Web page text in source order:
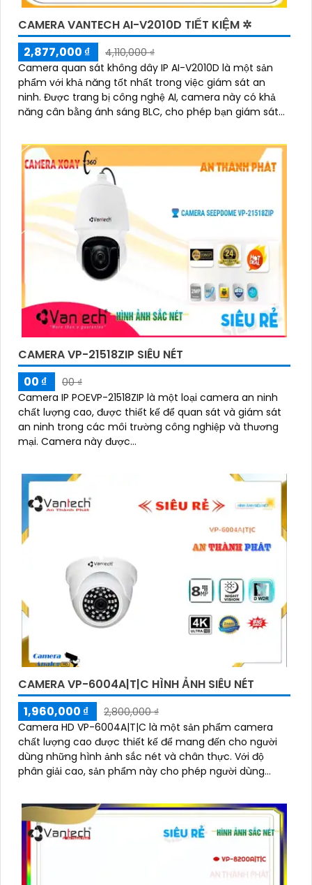
CAMERA VANTECH AI-V2010D TIẾT KIỆM ✲
2,877,000 ₫
4,110,000 ₫
Camera quan sát không dây IP AI-V2010D là một sản
phẩm với khả năng tốt nhất trong việc giám sát an
ninh. Được trang bị công nghệ AI, camera này có khả
năng cân bằng ánh sáng BLC, cho phép bạn giám sát
CAMERA VP-21518ZIP SIÊU NÉT
00 ₫
00 ₫
Camera IP POEVP-21518ZIP là một loại camera an ninh
chất lượng cao, được thiết kế để quan sát và giám sát
an ninh trong các môi trường công nghiệp và thương
mại. Camera này được...
CAMERA VP-6004A|T|C HÌNH ẢNH SIÊU NÉT
1,960,000 ₫
2,800,000 ₫
Camera HD VP-6004A|T|C là một sản phẩm camera
chất lượng cao được thiết kế để mang đến cho người
dùng những hình ảnh sắc nét và chân thực. Với độ
phân giải cao, sản phẩm này cho phép người dùng